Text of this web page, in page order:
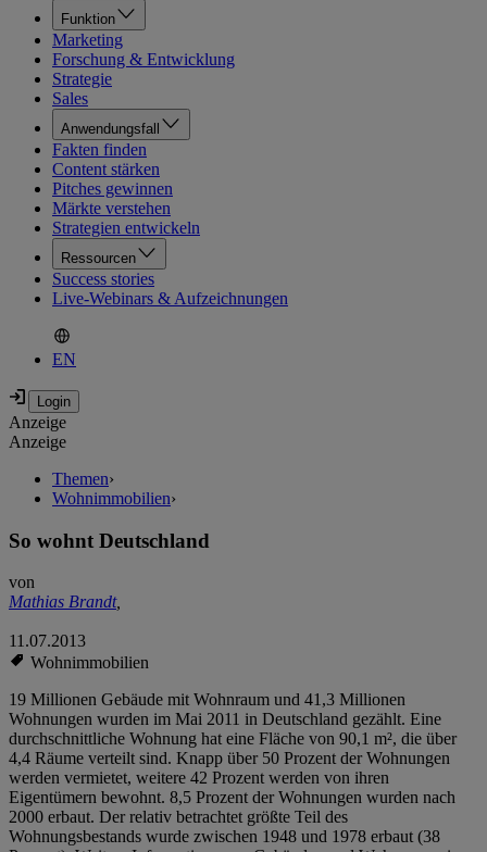
Funktion
Marketing
Forschung & Entwicklung
Strategie
Sales
Anwendungsfall
Fakten finden
Content stärken
Pitches gewinnen
Märkte verstehen
Strategien entwickeln
Ressourcen
Success stories
Live-Webinars & Aufzeichnungen
EN
Anzeige
Anzeige
Themen›
Wohnimmobilien›
So wohnt Deutschland
von
Mathias Brandt,
11.07.2013
Wohnimmobilien
19 Millionen Gebäude mit Wohnraum und 41,3 Millionen
Wohnungen wurden im Mai 2011 in Deutschland gezählt. Eine
durchschnittliche Wohnung hat eine Fläche von 90,1 m², die über
4,4 Räume verteilt sind. Knapp über 50 Prozent der Wohnungen
werden vermietet, weitere 42 Prozent werden von ihren
Eigentümern bewohnt. 8,5 Prozent der Wohnungen wurden nach
2000 erbaut. Der relativ betrachtet größte Teil des
Wohnungsbestands wurde zwischen 1948 und 1978 erbaut (38